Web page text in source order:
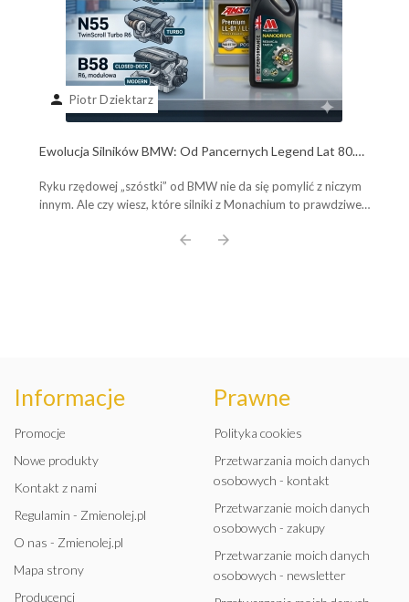
person Piotr Dziektarz
Ewolucja Silników BMW: Od Pancernych Legend Lat 80.
Wybierz Olej Idealny!
Ryku rzędowej „szóstki” od BMW nie da się pomylić z niczym
innym. Ale czy wiesz, które silniki z Monachium to prawdziwe,
arrow_back arrow_forward
Informacje
Promocje
Nowe produkty
Kontakt z nami
Regulamin - Zmienolej.pl
O nas - Zmienolej.pl
Mapa strony
Producenci
Prawne
Polityka cookies
Przetwarzania moich danych
osobowych - kontakt
Przetwarzanie moich danych
osobowych - zakupy
Przetwarzanie moich danych
osobowych - newsletter